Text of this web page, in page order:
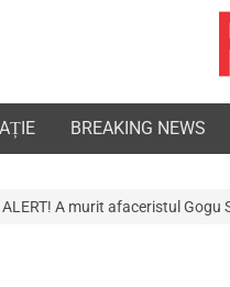
BREAKING NEWS
Gogu Stan, patronul